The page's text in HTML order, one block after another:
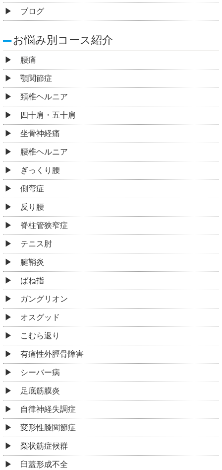
ブログ
お悩み別コース紹介
腰痛
顎関節症
頚椎ヘルニア
四十肩・五十肩
坐骨神経痛
腰椎ヘルニア
ぎっくり腰
側弯症
反り腰
脊柱管狭窄症
テニス肘
腱鞘炎
ばね指
ガングリオン
オスグッド
こむら返り
有痛性外脛骨障害
シーバー病
足底筋膜炎
自律神経失調症
変形性膝関節症
梨状筋症候群
臼蓋形成不全